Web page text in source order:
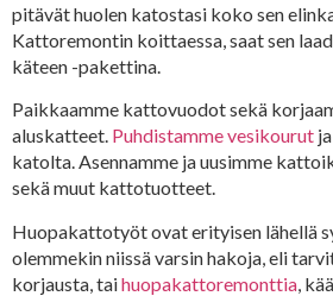
pitävät huolen katostasi koko sen
Kattoremontin koittaessa, saat sen
käteen -pakettina.
Paikkaamme kattovuodot sekä
aluskatteet. Puhdistamme vesikourut
katolta. Asennamme ja uusimme
sekä muut kattotuotteet.
Huopakattotyöt ovat erityisen lähellä
olemmekin niissä varsin hakoja, eli
korjausta, taihuopakattoremonttia ,